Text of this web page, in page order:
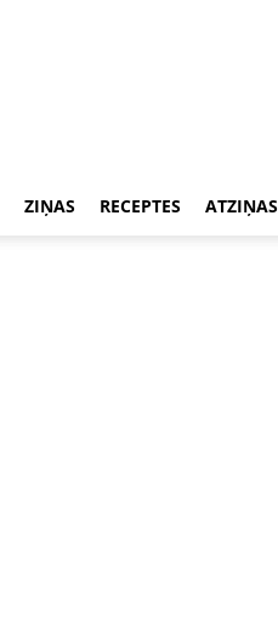
ZIŅAS RECEPTES ATZIŅAS